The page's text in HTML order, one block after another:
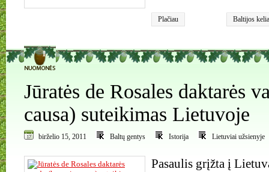
Plačiau Baltijos
1
Jūratės de Rosales daktarės
causa) suteikimas Lietuvoje
birželio 15, 2011 Baltų gentys Istorija Lietuviai užsienyje
Pasaulis grįžta į